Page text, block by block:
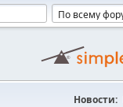
Новости: